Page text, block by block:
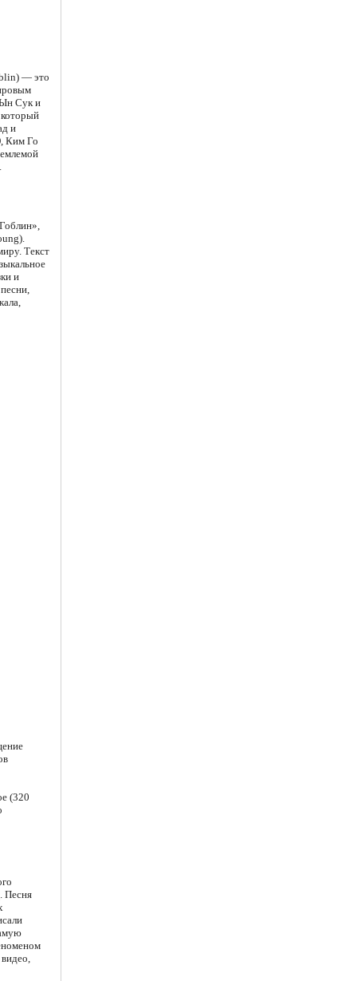
— это
Сук и
и
Ким Го
Текст
и
(320
Песня
видео,